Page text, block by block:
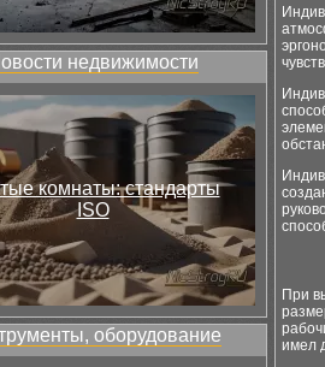
недвижимости
комнаты: стандарты
ISO
оборудование
При
имел